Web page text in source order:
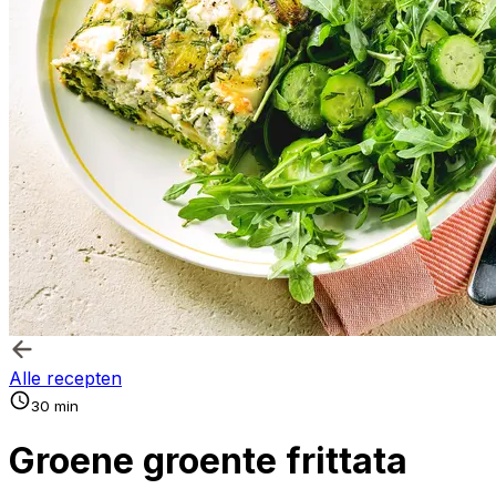
Alle recepten
30 min
Groene groente frittata